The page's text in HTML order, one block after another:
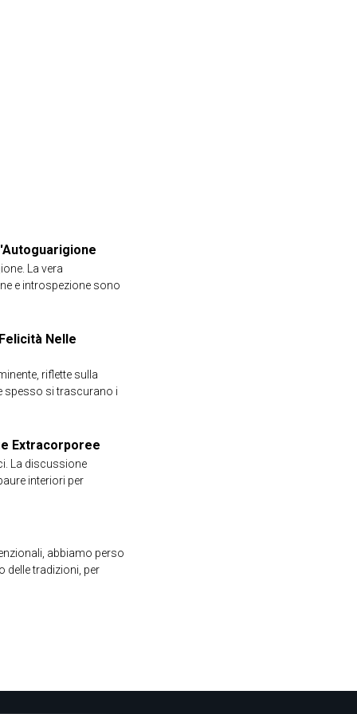
La vera
e introspezione sono
Nelle
riflette sulla
spesso si trascurano i
Extracorporee
La discussione
interiori per
abbiamo perso
delle tradizioni, per